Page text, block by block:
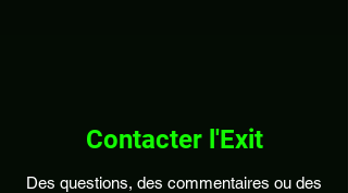
Contacter l'Exit
Des questions, des commentaires ou des